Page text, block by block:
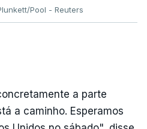
Pool - Reuters
a parte
a caminho. Esperamos